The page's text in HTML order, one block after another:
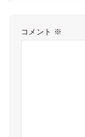
コメント ※